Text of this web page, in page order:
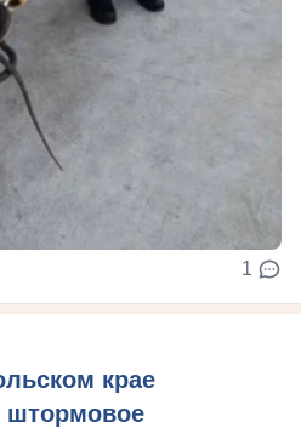
1
крае
штормовое